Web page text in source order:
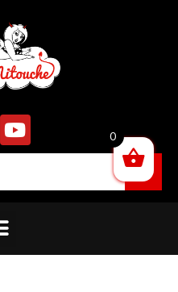
0